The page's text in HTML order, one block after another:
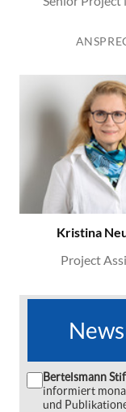
Kristina
Project
Bertelsmann
informiert
und